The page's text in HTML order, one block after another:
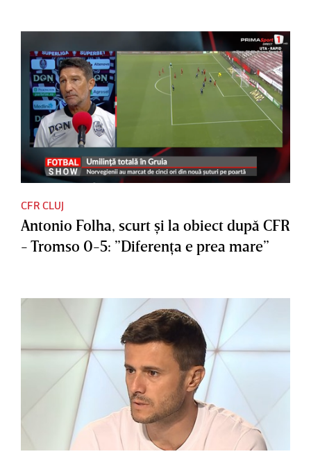
CFR CLUJ
Antonio Folha, scurt şi la obiect după CFR
- Tromso 0-5: ”Diferenţa e prea mare”